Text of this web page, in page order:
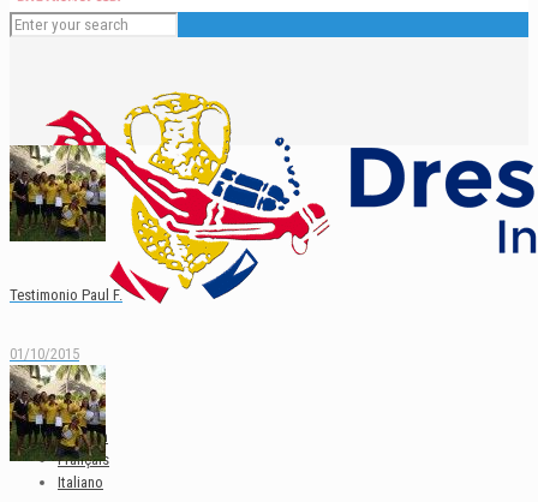
Español
English
Deutsch
Français
Italiano
Testimonio Paul F.
01/10/2015